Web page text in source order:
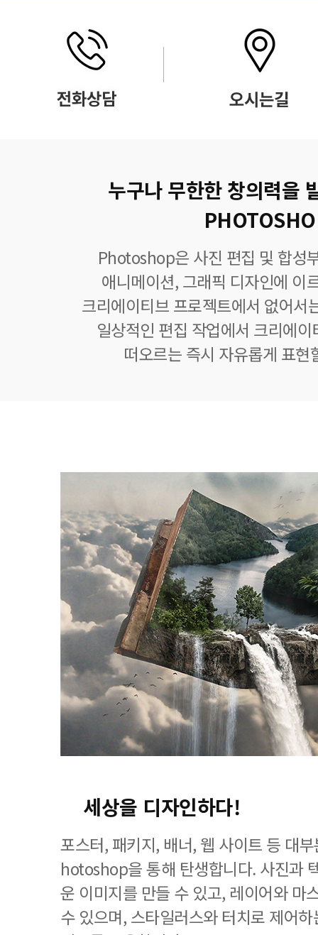
누구나 무한한 창의력을
Photoshop은 사진 편집 및 합성
애니메이션, 그래픽 디자인에 이
크리에이티브 프로젝트에서 없어서
일상적인 편집 작업에서 크리에
떠오르는 즉시 자유롭게 표현
세상을 디자인하다!
포스터, 패키지, 배너, 웹 사이트 등 대
hotoshop을 통해 탄생합니다. 사진과
운 이미지를 만들 수 있고, 레이어와 마
수 있으며, 스타일러스와 터치로 제어